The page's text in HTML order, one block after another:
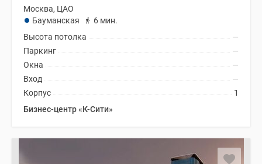
Москва, ЦАО
Бауманская
6 мин.
—
Высота потолка
—
Паркинг
—
Окна
—
Вход
1
Корпус
Бизнес-центр «К-Сити»